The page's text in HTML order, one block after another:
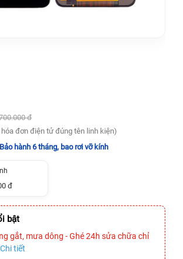
đ
hóa đơn điện tử đúng tên linh kiện)
Bảo hành 6 tháng, bao rơi vỡ kính
đ
bật
gắt, mưa dông - Ghé 24h sửa chữa chỉ
Chi tiết